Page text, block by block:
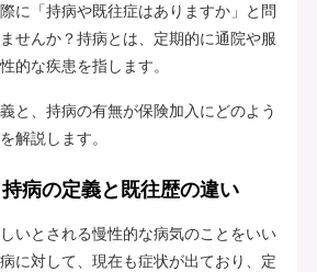
に「持病や既往症はありますか」と問
せんか？持病とは、定期的に通院や服
的な疾患を指します。
と、持病の有無が保険加入にどのよう
解説します。
病の定義と既往歴の違い
いとされる慢性的な病気のことをいい
に対して、現在も症状が出ており、定